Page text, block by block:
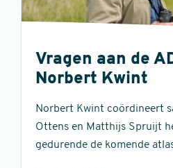
Vragen aan de
Norbert Kwint
Norbert Kwint coördineert
Ottens en Matthijs Spruijt
gedurende de komende